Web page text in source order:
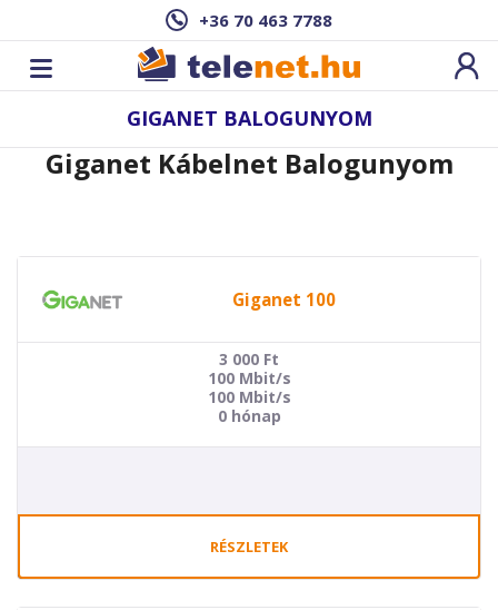
+36 70 463 7788
GIGANET BALOGUNYOM
Giganet Kábelnet Balogunyom
Giganet 100
3 000 Ft
100 Mbit/s
100 Mbit/s
0 hónap
RÉSZLETEK